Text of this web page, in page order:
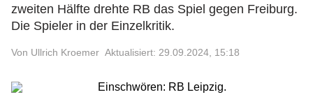
zweiten Hälfte drehte RB das Spiel gegen Freiburg.
Die Spieler in der Einzelkritik.
Von Ullrich Kroemer Aktualisiert: 29.09.2024, 15:18